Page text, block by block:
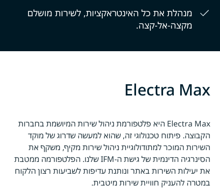
מנהלת את כל האינטראקציות, לשירות מושלם
מקצה-אל-קצה.
Electra Max
Electra Max היא פלטפורמת ניהול שירות המיושמת בחברות
הקבוצה. פיתוח טכנולוגי זה, שהוא למעשה שדרוג של מוקד
השירות המוכר למתודולוגיית ניהול שירות מקיף, משקף את
הסינרגיה הדינמית של גישת ה-IFM שלנו. הפלטפורמה ממטבת
את יעילות השירות באתר ונותנת עדיפות לשביעות רצון הלקוח
במטרה להעניק חוויית שירות מיטבית.